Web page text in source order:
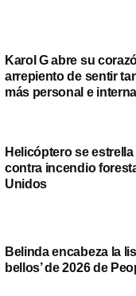
Karol G abre su
arrepiento de sentir
más personal e
Helicóptero se
contra incendio
Unidos
Belinda encabeza la
bellos’ de 2026 de